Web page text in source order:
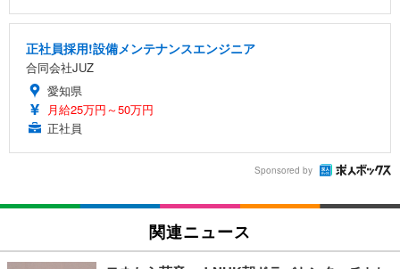
正社員採用!設備メンテナンスエンジニア
合同会社JUZ
愛知県
月給25万円～50万円
正社員
Sponsored by
関連ニュース